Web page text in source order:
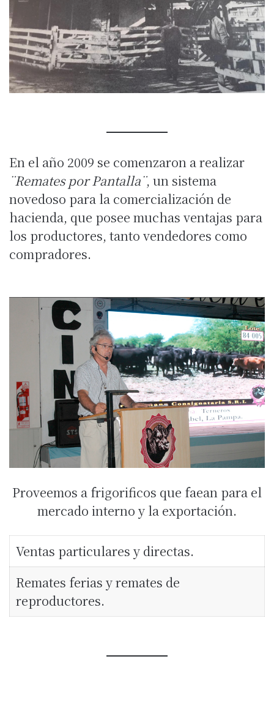
En el año 2009 se comenzaron a realizar
¨Remates por Pantalla¨, un sistema
novedoso para la comercialización de
hacienda, que posee muchas ventajas para
los productores, tanto vendedores como
compradores.
Proveemos a frigorificos que faean para el
mercado interno y la exportación.
Ventas particulares y directas.
Remates ferias y remates de
reproductores.